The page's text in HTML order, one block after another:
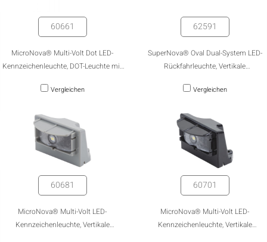
60661
MicroNova® Multi-Volt Dot LED-
Kennzeichenleuchte, DOT-Leuchte mit
Vergleichen
62591
SuperNova® Oval Dual-System LED-
Rückfahrleuchte, Vertikale
Steckerstift
Vergleichen
60681
MicroNova® Multi-Volt LED-
Kennzeichenleuchte, Vertikale
60701
MicroNova® Multi-Volt LED-
Kennzeichenleuchte, Vertikale